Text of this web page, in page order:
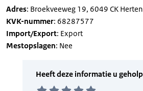
Adres: Broekveeweg 19, 6049 CK Herten
KVK-nummer: 68287577
Import/Export: Export
Mestopslagen: Nee